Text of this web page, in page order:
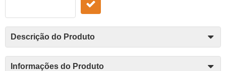
Descrição do Produto
Informações do Produto